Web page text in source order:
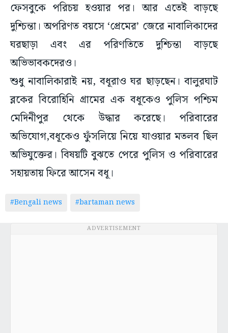
ফেসবুকে পরিচয় হওয়ার পর। আর এতেই বাড়ছে
দুশ্চিন্তা। অপরিণত বয়সে ‘প্রেমের’ জেরে নাবালিকাদের
ঘরছাড়া এবং এর পরিণতিতে দুশ্চিন্তা বাড়ছে
অভিভাবকদেরও।
শুধু নাবালিকারাই নয়, বধূরাও ঘর ছাড়ছেন। বালুরঘাট
ব্লকের বিরোহিনি গ্রামের এক বধূকেও পুলিস পশ্চিম
মেদিনীপুর থেকে উদ্ধার করেছে। পরিবারের
অভিযোগ,বধূকেও ফুঁসলিয়ে নিয়ে যাওয়ার মতলব ছিল
অভিযুক্তের। বিষয়টি বুঝতে পেরে পুলিস ও পরিবারের
সহায়তায় ফিরে আসেন বধূ।
#Bengali news #bartaman news
ADVERTISEMENT